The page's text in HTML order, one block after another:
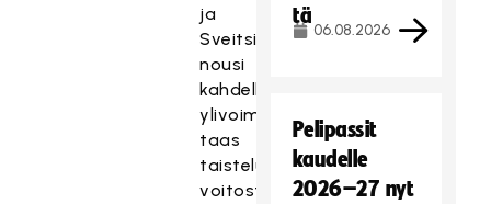
ja
Sveitsi
nousi
kahdella
ylivoimamaalillaan
taas
taisteluun
voitosta.
tä
06.08.2026
Pelipassit
kaudelle
2026–27 nyt